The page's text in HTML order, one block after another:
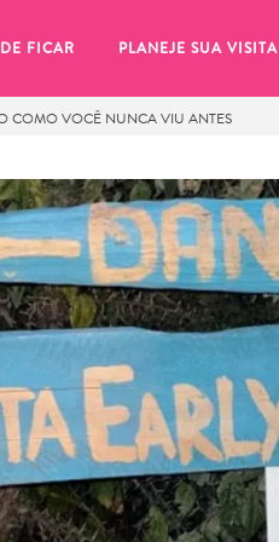
FICAR PLANEJE SUA VISITA
COMO VOCÊ NUNCA VIU ANTES
certifique-se de clicar no